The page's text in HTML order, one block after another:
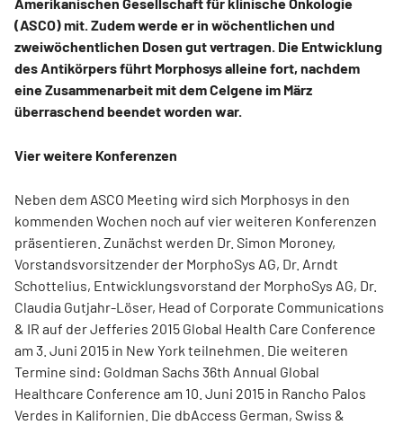
(ASCO) mit. Zudem werde er in wöchentlichen und
zweiwöchentlichen Dosen gut vertragen. Die Entwicklung
des Antikörpers führt Morphosys alleine fort, nachdem
eine Zusammenarbeit mit dem Celgene im März
überraschend beendet worden war.
Vier weitere Konferenzen
Neben dem ASCO Meeting wird sich Morphosys in den
kommenden Wochen noch auf vier weiteren Konferenzen
präsentieren. Zunächst werden Dr. Simon Moroney,
Vorstandsvorsitzender der MorphoSys AG, Dr. Arndt
Schottelius, Entwicklungsvorstand der MorphoSys AG, Dr.
Claudia Gutjahr-Löser, Head of Corporate Communications
& IR auf der Jefferies 2015 Global Health Care Conference
am 3. Juni 2015 in New York teilnehmen. Die weiteren
Termine sind: Goldman Sachs 36th Annual Global
Healthcare Conference am 10. Juni 2015 in Rancho Palos
Verdes in Kalifornien. Die dbAccess German, Swiss &